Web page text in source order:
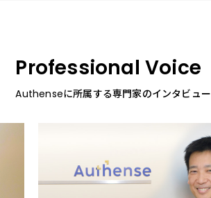
Professional Voice
Authenseに所属する専門家のインタビュー